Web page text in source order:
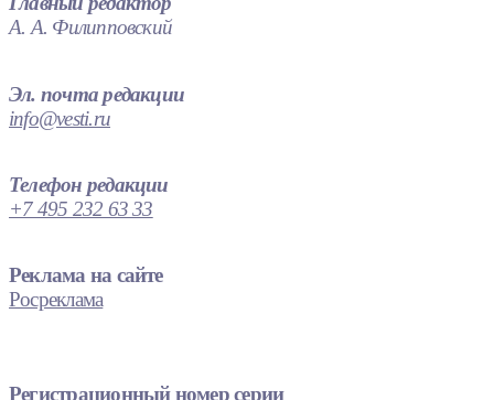
А. А. Филипповский
Эл. почта редакции
info@vesti.ru
Телефон редакции
+7 495 232 63 33
Реклама на сайте
Росреклама
Регистрационный номер серии